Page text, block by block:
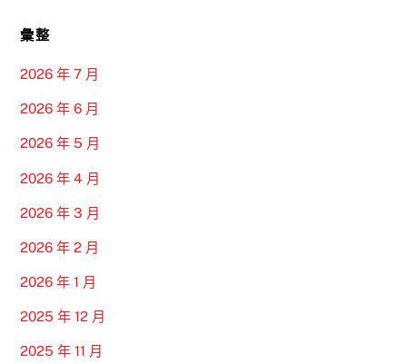
彙整
2026 年 7 月
2026 年 6 月
2026 年 5 月
2026 年 4 月
2026 年 3 月
2026 年 2 月
2026 年 1 月
2025 年 12 月
2025 年 11 月